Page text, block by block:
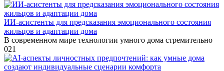
ИИ-асистенты для предсказания эмоционального состояния
жильцов и адаптации дома
В современном мире технологии умного дома стремительно
021